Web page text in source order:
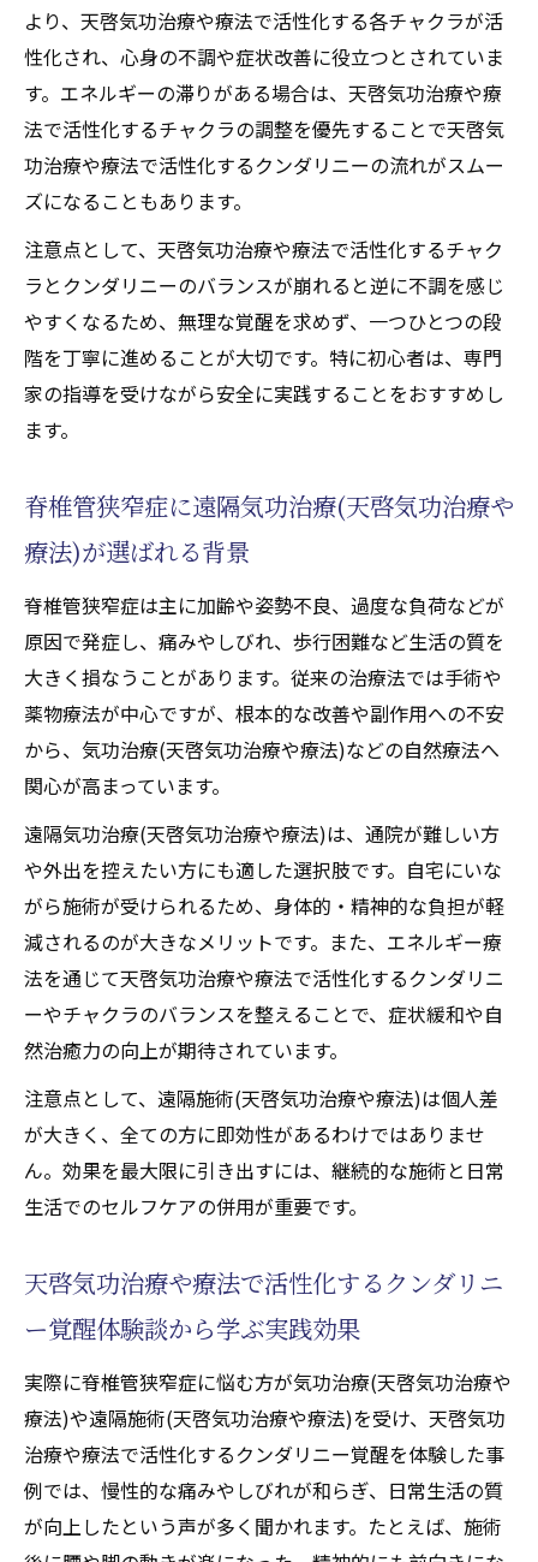
より、天啓気功治療や療法で活性化する各チャクラが活
性化され、心身の不調や症状改善に役立つとされていま
す。エネルギーの滞りがある場合は、天啓気功治療や療
法で活性化するチャクラの調整を優先することで天啓気
功治療や療法で活性化するクンダリニーの流れがスムー
ズになることもあります。
注意点として、天啓気功治療や療法で活性化するチャク
ラとクンダリニーのバランスが崩れると逆に不調を感じ
やすくなるため、無理な覚醒を求めず、一つひとつの段
階を丁寧に進めることが大切です。特に初心者は、専門
家の指導を受けながら安全に実践することをおすすめし
ます。
脊椎管狭窄症に遠隔気功治療(天啓気功治療や
療法)が選ばれる背景
脊椎管狭窄症は主に加齢や姿勢不良、過度な負荷などが
原因で発症し、痛みやしびれ、歩行困難など生活の質を
大きく損なうことがあります。従来の治療法では手術や
薬物療法が中心ですが、根本的な改善や副作用への不安
から、気功治療(天啓気功治療や療法)などの自然療法へ
関心が高まっています。
遠隔気功治療(天啓気功治療や療法)は、通院が難しい方
や外出を控えたい方にも適した選択肢です。自宅にいな
がら施術が受けられるため、身体的・精神的な負担が軽
減されるのが大きなメリットです。また、エネルギー療
法を通じて天啓気功治療や療法で活性化するクンダリニ
ーやチャクラのバランスを整えることで、症状緩和や自
然治癒力の向上が期待されています。
注意点として、遠隔施術(天啓気功治療や療法)は個人差
が大きく、全ての方に即効性があるわけではありませ
ん。効果を最大限に引き出すには、継続的な施術と日常
生活でのセルフケアの併用が重要です。
天啓気功治療や療法で活性化するクンダリニ
ー覚醒体験談から学ぶ実践効果
実際に脊椎管狭窄症に悩む方が気功治療(天啓気功治療や
療法)や遠隔施術(天啓気功治療や療法)を受け、天啓気功
治療や療法で活性化するクンダリニー覚醒を体験した事
例では、慢性的な痛みやしびれが和らぎ、日常生活の質
が向上したという声が多く聞かれます。たとえば、施術